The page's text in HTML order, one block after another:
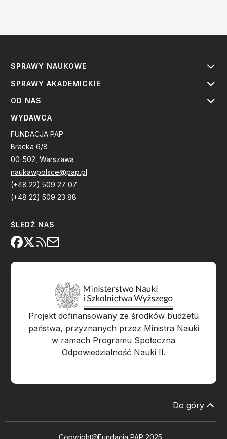
SPRAWY NAUKOWE
SPRAWY AKADEMICKIE
OD NAS
WYDAWCA
FUNDACJA PAP
Bracka 6/8
00-502, Warszawa
naukawpolsce@pap.pl
(+48 22) 509 27 07
(+48 22) 509 23 88
ŚLEDŹ NAS
Projekt dofinansowany ze środków budżetu
państwa, przyznanych przez Ministra Nauki
w ramach Programu Społeczna
Odpowiedzialność Nauki II.
Do góry